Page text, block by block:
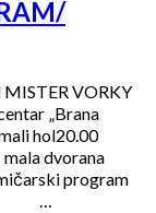
VORKY
„Brana
hol20.00
dvorana
program
…